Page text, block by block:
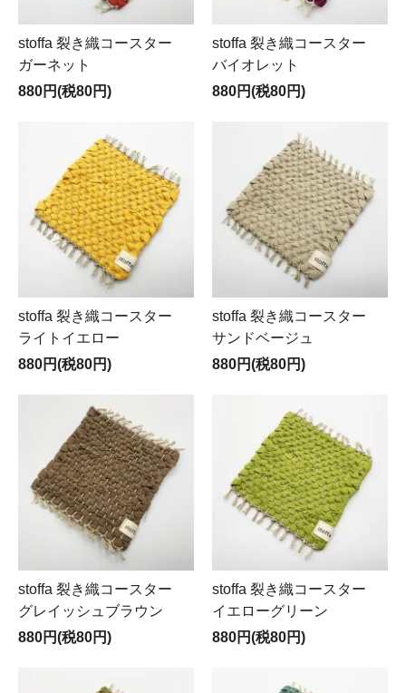
stoffa 裂き織コースター
ガーネット
880円(税80円)
stoffa 裂き織コースター
バイオレット
880円(税80円)
stoffa 裂き織コースター
ライトイエロー
880円(税80円)
stoffa 裂き織コースター
サンドベージュ
880円(税80円)
stoffa 裂き織コースター
グレイッシュブラウン
880円(税80円)
stoffa 裂き織コースター
イエローグリーン
880円(税80円)